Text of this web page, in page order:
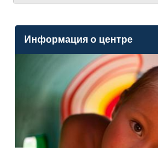
Информация о центре